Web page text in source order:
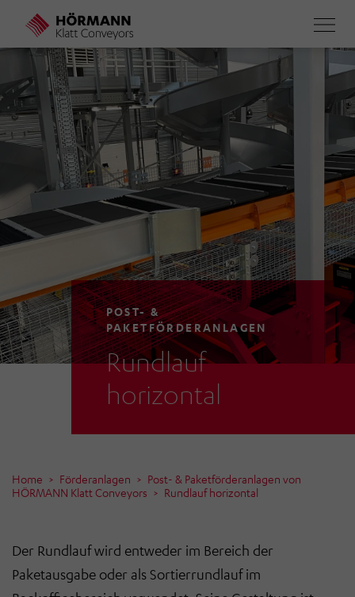
Direkt
Inhalt
POST- &
PAKETFÖRDERANLAGEN
Rundlauf
horizontal
Home Förderanlagen
Post- & Paketförderanlagen von
HÖRMANN Klatt Conveyors
Rundlauf horizontal
Der Rundlauf wird entweder im Bereich der
Paketausgabe oder als Sortierrundlauf im